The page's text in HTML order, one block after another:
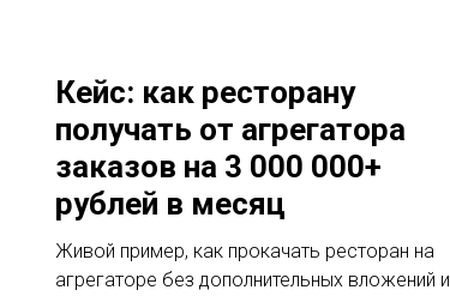
Кейс: как ресторану
получать от агрегатора
заказов на 3 000 000+
рублей в месяц
Живой пример, как прокачать ресторан на
агрегаторе без дополнительных вложений и